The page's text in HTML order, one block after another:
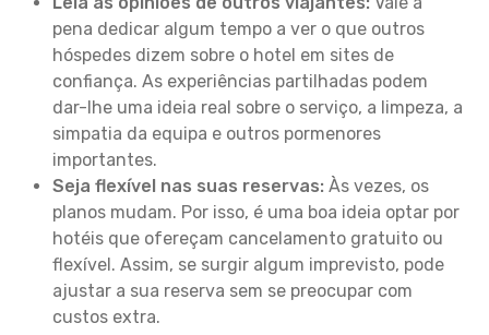
pena dedicar algum tempo a ver o que outros
hóspedes dizem sobre o hotel em sites de
confiança. As experiências partilhadas podem
dar-lhe uma ideia real sobre o serviço, a limpeza, a
simpatia da equipa e outros pormenores
importantes.
Seja flexível nas suas reservas: Às vezes, os
planos mudam. Por isso, é uma boa ideia optar por
hotéis que ofereçam cancelamento gratuito ou
flexível. Assim, se surgir algum imprevisto, pode
ajustar a sua reserva sem se preocupar com
custos extra.